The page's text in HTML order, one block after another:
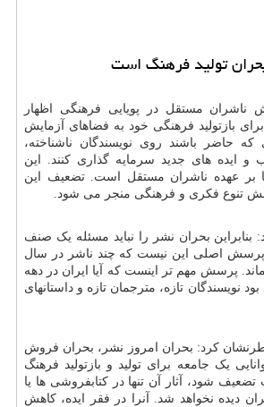
تولید فرهنگ است
ناشران مستقل در پویایی فرهنگی اظهار
بازتولید فرهنگی خود به فضاهای آزمایش
که حاضر باشند روی نویسندگان ناشناخته،
ایده های جدید سرمایه گذاری کنند. این
بر عهده ناشران مستقل است. تضعیف این
تنوع فکری و فرهنگی منجر می شود.
بنابراین بحران نشر را نباید مسئله یک صنف
اصلی این نیست که چند ناشر در سال
پرسش مهم تر اینست که آیا ایران در دهه
بود نویسندگان تازه، مترجمان تازه و داستانهای
کرد: بحران امروز نشر، بحران فروش
یک جامعه برای تولید و بازتولید فرهنگ
شود، آثار آن تنها در کتابفروشی ها یا
دیده نخواهد شد. آنرا در فقر ایده، کاهش